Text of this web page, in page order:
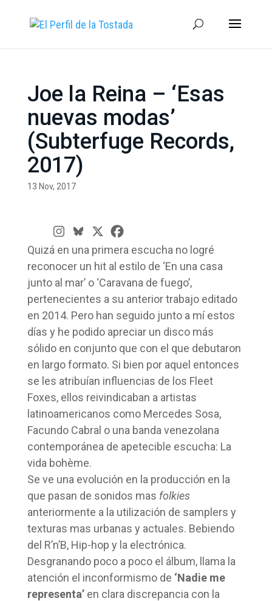
Joe la Reina – ‘Esas
nuevas modas’
(Subterfuge Records,
2017)
13 Nov, 2017
Quizá en una primera escucha no logré
reconocer un hit al estilo de ‘En una casa
junto al mar’ o ‘Caravana de fuego’,
pertenecientes a su anterior trabajo editado
en 2014. Pero han seguido junto a mí estos
días y he podido apreciar un disco más
sólido en conjunto que con el que debutaron
en largo formato. Si bien por aquel entonces
se les atribuían influencias de los Fleet
Foxes, ellos reivindicaban a artistas
latinoamericanos como Mercedes Sosa,
Facundo Cabral o una banda venezolana
contemporánea de apetecible escucha: La
vida bohème.
Se ve una evolución en la producción en la
que pasan de sonidos mas folkies
anteriormente a la utilización de samplers y
texturas mas urbanas y actuales. Bebiendo
del R’n’B, Hip-hop y la electrónica.
Desgranando poco a poco el álbum, llama la
atención el inconformismo de ‘Nadie me
representa’en clara discrepancia con la